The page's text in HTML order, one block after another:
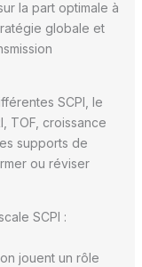
la part optimale à
globale et
SCPI, le
TOF, croissance
supports de
ou réviser
SCPI :
jouent un rôle